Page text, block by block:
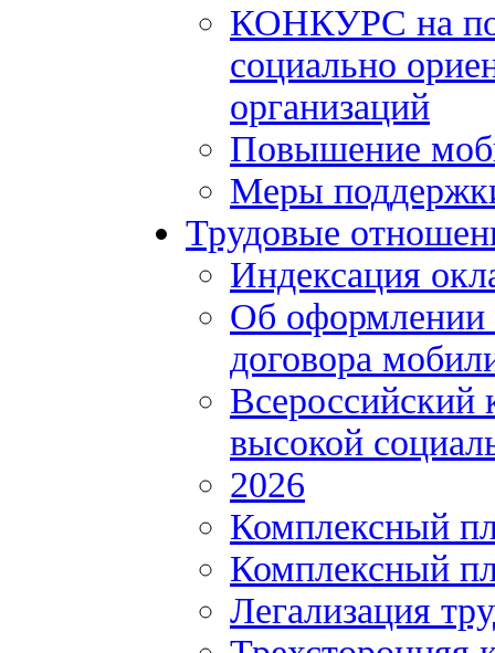
КОНКУРС на
социально
организаций
Повышение
Меры
Трудовые
Индексация
Об оформлении
договора
Всероссийский
высокой
2026
Комплексный
Комплексный
Легализация